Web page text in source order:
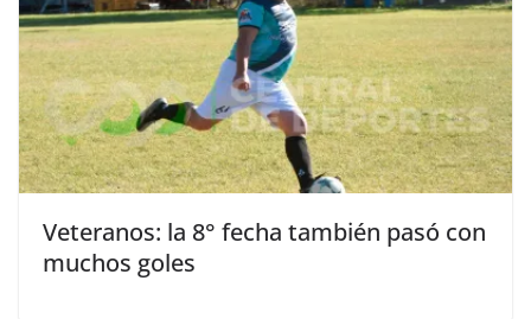
Veteranos: la 8° fecha también pasó con
muchos goles